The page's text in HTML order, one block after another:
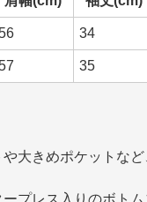
34
35
大きめポケットな
プレス入りのボト